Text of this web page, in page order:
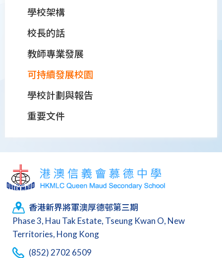
學校架構
校長的話
教師專業發展
可持續發展校園
學校計劃與報告
重要文件
香港新界將軍澳厚德邨第三期
Phase 3, Hau Tak Estate, Tseung Kwan O, New
Territories, Hong Kong
(852) 2702 6509